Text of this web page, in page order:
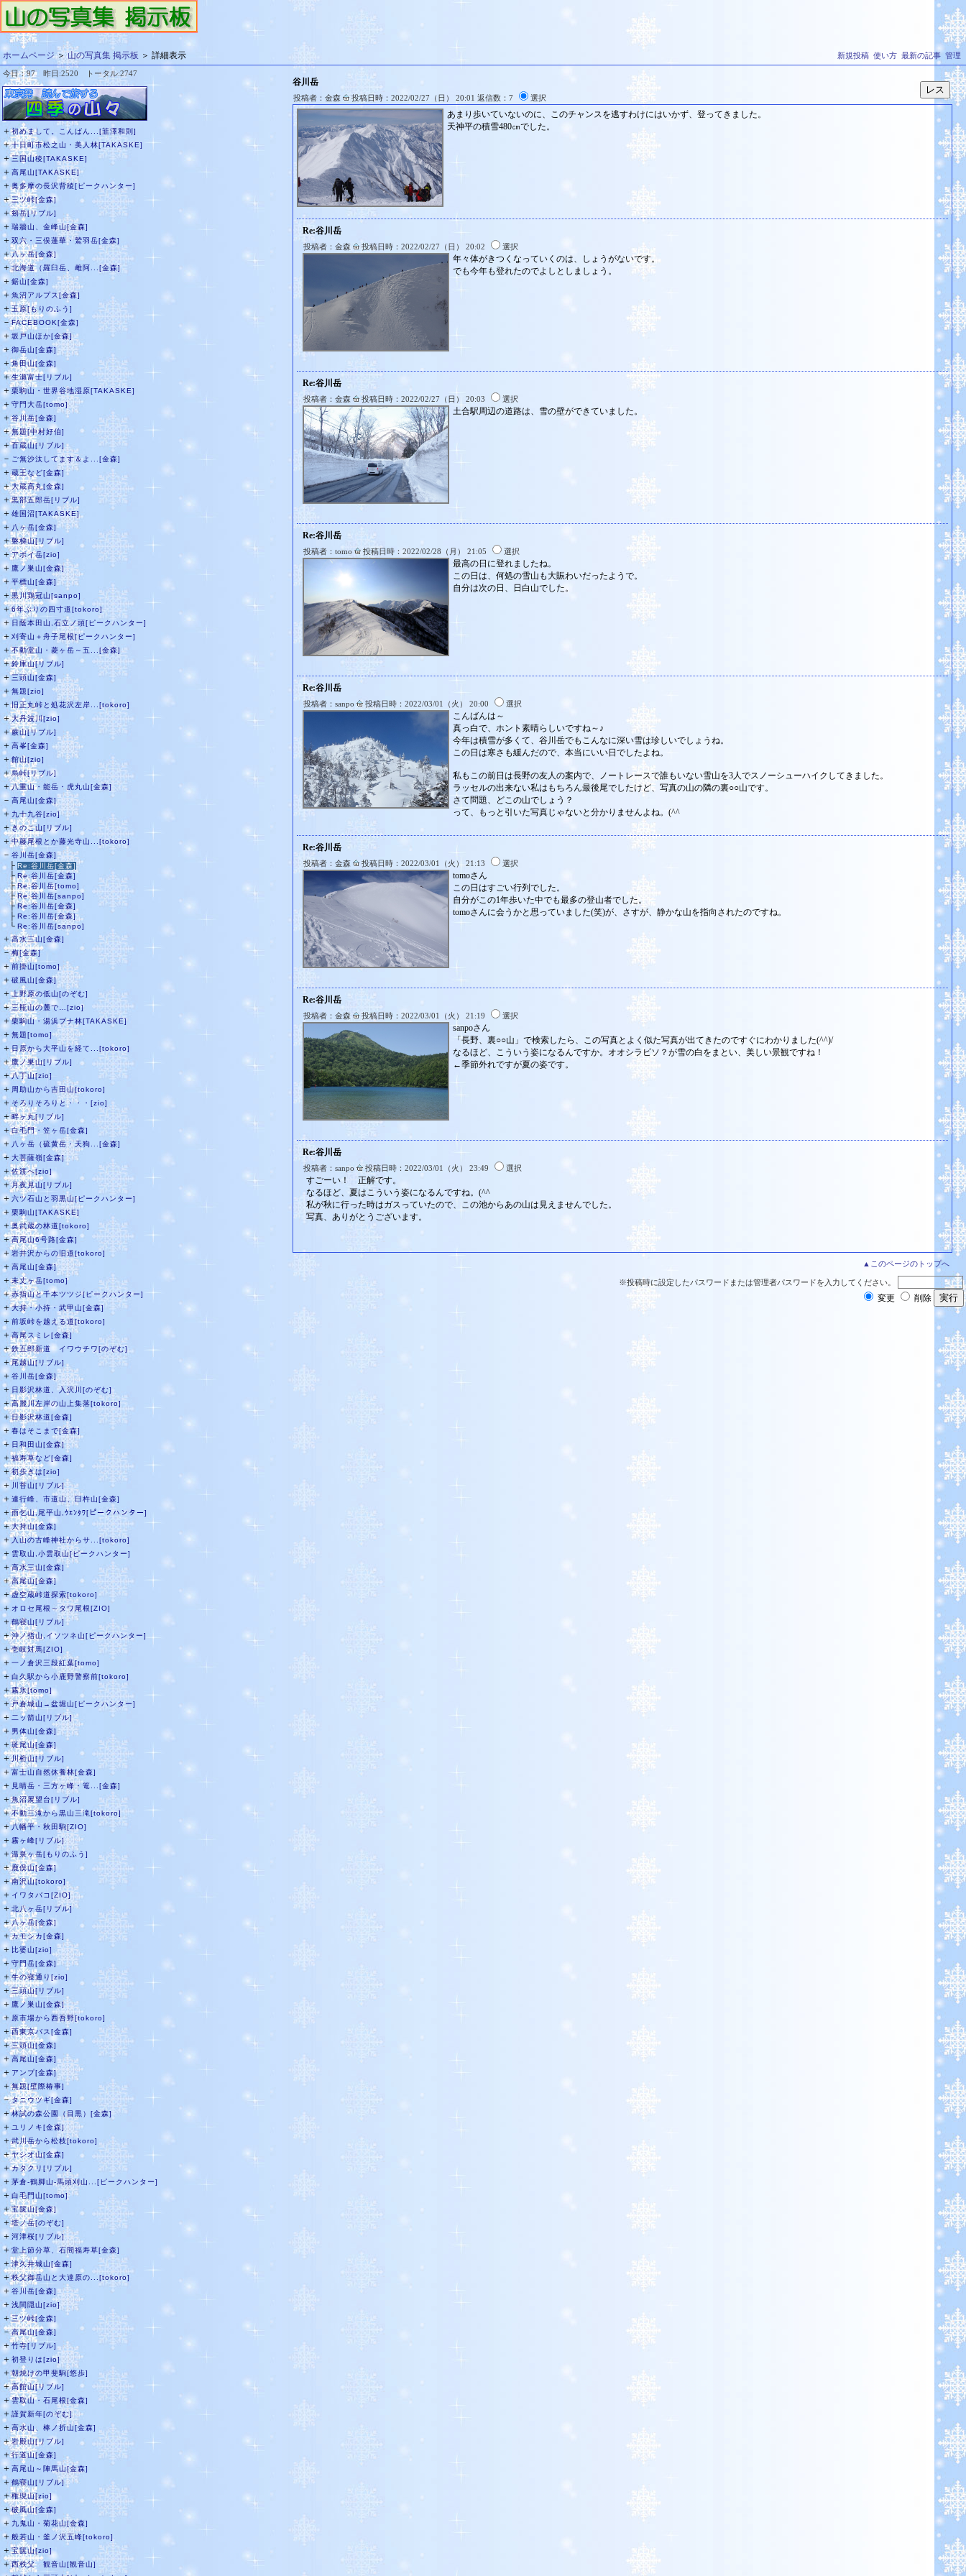
ホームページ＞山の写真集 掲示板 ＞ 詳細表示 新規投稿 使い方 最新の記事 管理
今日：97 昨日:2520 トータル:2747
＋初めまして。こんばん...[韮澤和則]
＋十日町市松之山・美人林[TAKASKE]
＋三国山稜[TAKASKE]
＋ 高尾山[TAKASKE]
＋奥多摩の長沢背稜[ピークハンター]
＋三ツ峠[金森]
＋剱岳[リブル]
＋ 瑞牆山、金峰山[金森]
＋ 双六・三俣蓮華・鷲羽岳[金森]
＋八ヶ岳[金森]
＋北海道（羅臼岳、雌阿...[金森]
＋ 鋸山[金森]
＋ 魚沼アルプス[金森]
＋玉原[もりのふう]
－FACEBOOK[金森]
＋ 坂戸山ほか[金森]
＋ 御岳山[金森]
＋角田山[金森]
＋生瀬富士[リブル]
＋栗駒山・世界谷地湿原[TAKASKE]
＋ 守門大岳[tomo]
＋谷川岳[金森]
＋無題[中村好伯]
＋百蔵山[リブル]
－ ご無沙汰してます＆よ...[金森]
＋蔵王など[金森]
＋大蔵高丸[金森]
＋黒部五郎岳[リブル]
＋ 雄国沼[TAKASKE]
＋ 八ヶ岳[金森]
＋磐梯山[リブル]
＋アポイ岳[zio]
＋ 鷹ノ巣山[金森]
＋ 平標山[金森]
＋黒川鶏冠山[sanpo]
＋6年ぶりの四寸道[tokoro]
＋ 日蔭本田山,石立ノ頭[ピークハンター]
＋ 刈寄山＋舟子尾根[ピークハンター]
＋不動堂山・菱ヶ岳～五...[金森]
＋鈴庫山[リブル]
＋三頭山[金森]
＋ 無題[zio]
＋旧正丸峠と処花沢左岸...[tokoro]
＋大丹波川[zio]
＋蕨山[リブル]
＋ 高峯[金森]
＋ 館山[zio]
＋烏峠[リブル]
＋八重山・能岳・虎丸山[金森]
－ 高尾山[金森]
＋ 九十九谷[zio]
＋きのこ山[リブル]
＋中藤尾根とか藤光寺山...[tokoro]
－ 谷川岳[金森]
├ Re:谷川岳[金森]
├ Re:谷川岳[金森]
├Re:谷川岳[tomo]
├Re:谷川岳[sanpo]
├Re:谷川岳[金森]
├ Re:谷川岳[金森]
└ Re:谷川岳[sanpo]
＋高水三山[金森]
－梅[金森]
＋ 前掛山[tomo]
＋ 破風山[金森]
＋上野原の低山[のぞむ]
＋三瓶山の麓で…[zio]
＋栗駒山・湯浜ブナ林[TAKASKE]
＋ 無題[tomo]
＋日原から大平山を経て...[tokoro]
＋鷹ノ巣山[リブル]
＋八丁山[zio]
＋ 周助山から吉田山[tokoro]
＋ そろりそろりと・・・[zio]
＋畔ヶ丸[リブル]
＋白毛門・笠ヶ岳[金森]
＋ 八ヶ岳（硫黄岳・天狗...[金森]
＋ 大菩薩嶺[金森]
＋佐渡へ[zio]
＋月夜見山[リブル]
＋ 六ツ石山と羽黒山[ピークハンター]
＋ 栗駒山[TAKASKE]
＋奥武蔵の林道[tokoro]
＋高尾山6号路[金森]
＋岩井沢からの旧道[tokoro]
＋ 高尾山[金森]
＋未丈ヶ岳[tomo]
＋赤指山と千本ツツジ[ピークハンター]
＋大持・小持・武甲山[金森]
＋ 前坂峠を越える道[tokoro]
＋高尾スミレ[金森]
＋鉄五郎新道 イワウチワ[のぞむ]
＋尾越山[リブル]
＋ 谷川岳[金森]
＋ 日影沢林道、入沢川[のぞむ]
＋高麗川左岸の山上集落[tokoro]
＋日影沢林道[金森]
＋ 春はそこまで[金森]
＋ 日和田山[金森]
＋福寿草など[金森]
＋初歩きは[zio]
＋ 川苔山[リブル]
＋ 連行峰、市道山、臼杵山[金森]
＋雨乞山,尾平山,ｳｴﾝﾀﾜ[ピークハンター]
＋大持山[金森]
＋入山の古峰神社からサ...[tokoro]
＋ 雲取山,小雲取山[ピークハンター]
＋高水三山[金森]
＋高尾山[金森]
＋虚空蔵峠道探索[tokoro]
＋ オロセ尾根～タワ尾根[ZIO]
＋ 鶴寝山[リブル]
＋沖ノ指山,イソツネ山[ピークハンター]
＋壱岐対馬[ZIO]
＋ 一ノ倉沢三段紅葉[tomo]
＋ 白久駅から小鹿野警察前[tokoro]
＋霧氷[tomo]
＋戸倉城山→盆堀山[ピークハンター]
＋ 二ッ箭山[リブル]
＋ 男体山[金森]
＋斑尾山[金森]
＋川桁山[リブル]
＋ 富士山自然休養林[金森]
＋ 見晴岳・三方ヶ峰・篭...[金森]
＋魚沼展望台[リブル]
＋不動三滝から黒山三滝[tokoro]
＋八幡平・秋田駒[ZIO]
＋ 霧ヶ峰[リブル]
＋温泉ヶ岳[もりのふう]
＋鹿俣山[金森]
＋南沢山[tokoro]
＋ イワタバコ[ZIO]
＋ 北八ヶ岳[リブル]
＋八ヶ岳[金森]
＋カモシカ[金森]
＋ 比婆山[zio]
＋ 守門岳[金森]
＋牛の寝通り[zio]
＋三頭山[リブル]
＋ 鷹ノ巣山[金森]
＋ 原市場から西吾野[tokoro]
＋西東京バス[金森]
＋三頭山[金森]
＋ 高尾山[金森]
＋ アンプ[金森]
＋無題[壁際椿事]
－タニウツギ[金森]
＋林試の森公園（目黒）[金森]
＋ ユリノキ[金森]
＋武川岳から松枝[tokoro]
＋ヤシオ山[金森]
＋カタクリ[リプル]
＋ 茅倉-鶴脚山-馬頭刈山...[ピークハンター]
＋ 白毛門山[tomo]
＋宝篋山[金森]
＋塔ノ岳[のぞむ]
＋ 河津桜[リブル]
＋ 堂上節分草、石間福寿草[金森]
＋津久井城山[金森]
＋秩父御岳山と大達原の...[tokoro]
＋ 谷川岳[金森]
＋ 浅間隠山[zio]
＋三ツ峠[金森]
－高尾山[金森]
＋竹寺[リブル]
＋ 初登りは[zio]
＋朝焼けの甲斐駒[悠歩]
＋高館山[リブル]
＋雲取山・石尾根[金森]
＋ 謹賀新年[のぞむ]
＋高水山、棒ノ折山[金森]
＋岩殿山[リブル]
＋行道山[金森]
＋ 高尾山～陣馬山[金森]
＋ 鶴寝山[リブル]
＋権現山[zio]
＋破風山[金森]
＋ 九鬼山・菊花山[金森]
＋ 般若山・釜ノ沢五峰[tokoro]
＋宝篋山[zio]
＋西秩父 観音山[観音山]
谷川岳
投稿者：金森 投稿日時：2022/02/27（日） 20:01 返信数：7 選択
あまり歩いていないのに、このチャンスを逃すわけにはいかず、登ってきました。
天神平の積雪480㎝でした。
Re:谷川岳
投稿者：金森 投稿日時：2022/02/27（日） 20:02 選択
年々体がきつくなっていくのは、しょうがないです。
でも今年も登れたのでよしとしましょう。
Re:谷川岳
投稿者：金森 投稿日時：2022/02/27（日） 20:03 選択
土合駅周辺の道路は、雪の壁ができていました。
Re:谷川岳
投稿者：tomo 投稿日時：2022/02/28（月） 21:05 選択
最高の日に登れましたね。
この日は、何処の雪山も大賑わいだったようで。
自分は次の日、日白山でした。
Re:谷川岳
投稿者：sanpo 投稿日時：2022/03/01（火） 20:00 選択
こんばんは～
真っ白で、ホント素晴らしいですね～♪
今年は積雪が多くて、谷川岳でもこんなに深い雪は珍しいでしょうね。
この日は寒さも緩んだので、本当にいい日でしたよね。
私もこの前日は長野の友人の案内で、ノートレースで誰もいない雪山を3人でスノーシューハイクしてきました。
ラッセルの出来ない私はもちろん最後尾でしたけど、写真の山の隣の裏○○山です。
さて問題、どこの山でしょう？
って、もっと引いた写真じゃないと分かりませんよね。(^^ゞ
Re:谷川岳
投稿者：金森 投稿日時：2022/03/01（火） 21:13 選択
tomoさん
この日はすごい行列でした。
自分がこの1年歩いた中でも最多の登山者でした。
tomoさんに会うかと思っていました(笑)が、さすが、静かな山を指向されたのですね。
Re:谷川岳
投稿者：金森 投稿日時：2022/03/01（火） 21:19 選択
sanpoさん
「長野、裏○○山」で検索したら、この写真とよく似た写真が出てきたのですぐにわかりました(^^)/
なるほど、こういう姿になるんですか。オオシラビソ？が雪の白をまとい、美しい景観ですね！
←季節外れですが夏の姿です。
Re:谷川岳
投稿者：sanpo 投稿日時：2022/03/01（火） 23:49 選択
すごーい！ 正解です。
なるほど、夏はこういう姿になるんですね。(^^
私が秋に行った時はガスっていたので、この池からあの山は見えませんでした。
写真、ありがとうございます。
▲このページのトップへ
※投稿時に設定したパスワードまたは管理者パスワードを入力してください。
変更 削除